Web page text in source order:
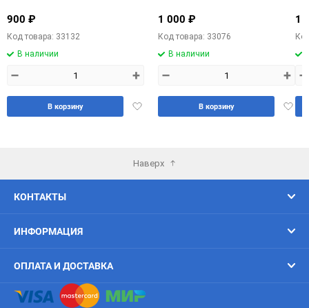
900 ₽
Код товара: 33132
В наличии
– +
Добавить
В корзину
1 000 ₽
Код товара: 33076
В наличии
– +
В корзину
1
–
Наверх
КОНТАКТЫ
ИНФОРМАЦИЯ
ОПЛАТА И ДОСТАВКА